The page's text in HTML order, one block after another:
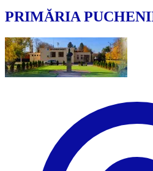
PRIMĂRIA